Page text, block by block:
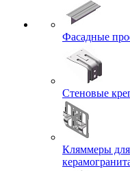
Фасадные
Стеновые
Кляммеры для